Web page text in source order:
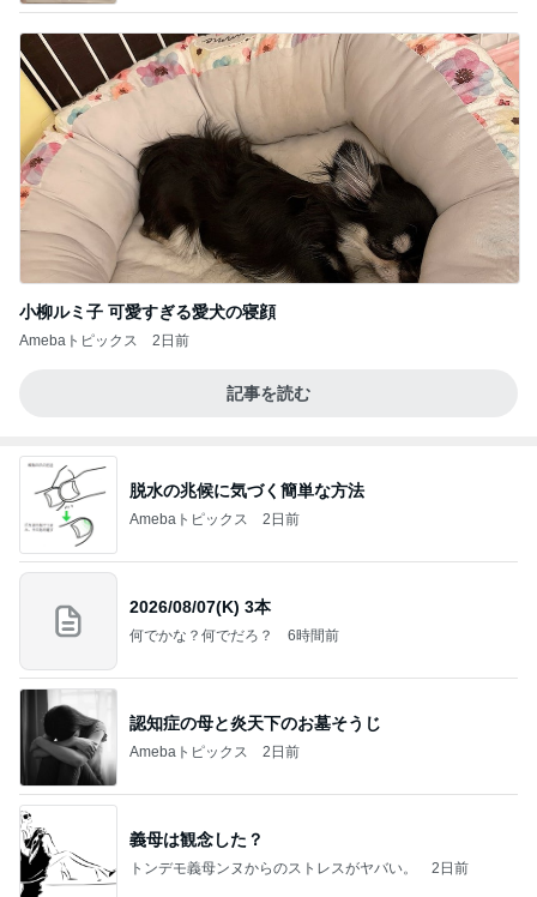
小柳ルミ子 可愛すぎる愛犬の寝顔
Amebaトピックス 2日前
記事を読む
脱水の兆候に気づく簡単な方法
Amebaトピックス 2日前
2026/08/07(K) 3本
何でかな？何でだろ？ 6時間前
認知症の母と炎天下のお墓そうじ
Amebaトピックス 2日前
義母は観念した？
トンデモ義母ンヌからのストレスがヤバい。 2日前